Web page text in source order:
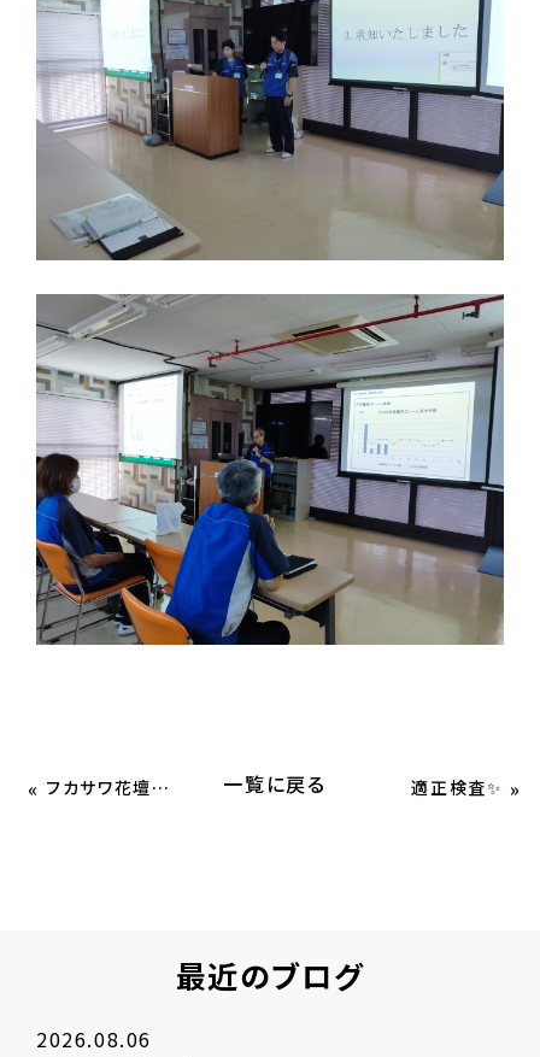
« フカサワ花壇🌻🌻 一覧に戻る 適正検査✨ »
最近のブログ
2026.08.06